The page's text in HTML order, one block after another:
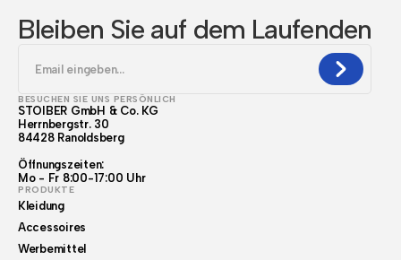
Bleiben Sie auf dem Laufenden
BESUCHEN SIE UNS PERSÖNLICH
STOIBER GmbH & Co. KG
Herrnbergstr. 30
84428 Ranoldsberg
Öffnungszeiten:
Mo - Fr 8:00-17:00 Uhr
PRODUKTE
Kleidung
Accessoires
Werbemittel